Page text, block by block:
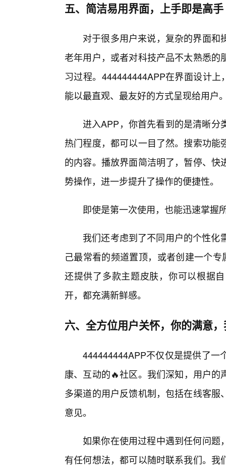
五、简洁易用界面，上手即是高手
对于很多用户来说，复杂的界面
老年用户，或者对科技产品不太熟悉
习过程。444444444APP在界面设计
能以最直观、最友好的方式呈现给用户
进入APP，你首先看到的是清晰分
热门程度，都可以一目了然。搜索功
的内容。播放界面简洁明了，暂停、
势操作，进一步提升了操作的便捷性。
即使是第一次使用，也能迅速掌握
我们还考虑到了不同用户的个性
己最常看的频道置顶，或者创建一个
还提供了多款主题皮肤，你可以根据
开，都充满新鲜感。
六、全方位用户关怀，你的满意
444444444APP不仅仅是提供了一
康、互动的🔥社区。我们深知，用户
多渠道的用户反馈机制，包括在线客
意见。
如果你在使用过程中遇到任何问题
有任何想法，都可以随时联系我们。